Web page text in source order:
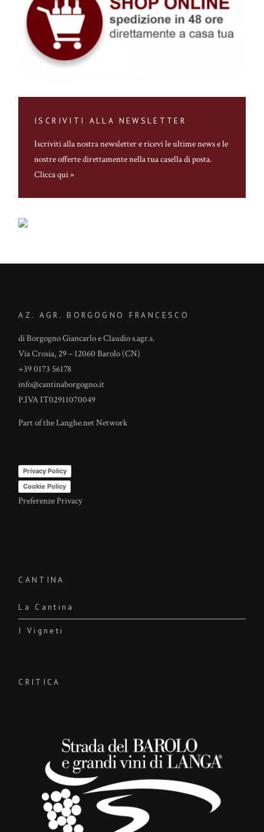
ISCRIVITI ALLA NEWSLETTER
Iscriviti alla nostra newslettere ricevi le ultime news e le
nostre offerte direttamente nella tua casella di posta.
Clicca qui »
AZ. AGR. BORGOGNO FRANCESCO
di Borgogno Giancarlo e Claudio s.agr.s.
Via Crosia, 29 – 12060 Barolo (CN)
+39 0173 56178
info@cantinaborgogno.it
P.IVA IT02911070049
Part of theLanghe.netNetwork
Privacy Policy
Cookie Policy
Preferenze Privacy
CANTINA
La Cantina
I Vigneti
CRITICA